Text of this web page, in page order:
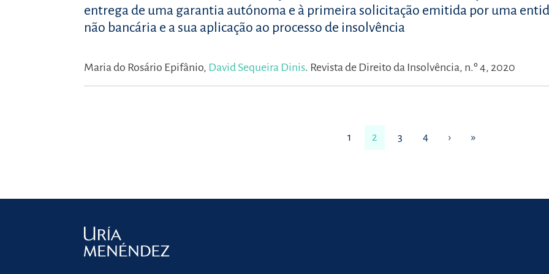
entrega de uma garantia autónoma e à primeira solicitação emitida por uma
não bancária e a sua aplicação ao processo de insolvência
Maria do Rosário Epifânio, David Sequeira Dinis. Revista de Direito da Insolvência, n.º 4, 2020
1 2 3 4 › »